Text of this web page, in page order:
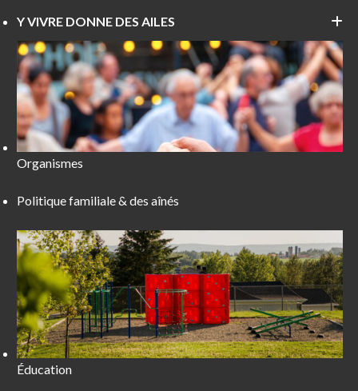
Y VIVRE DONNE DES AILES
Organismes
Politique familiale & des aînés
Éducation